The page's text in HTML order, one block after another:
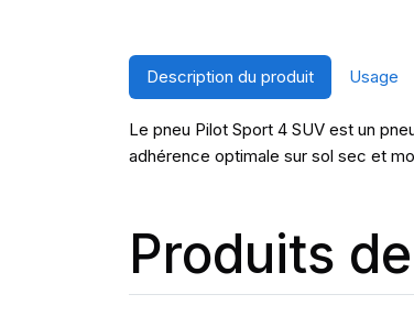
Description du produit Usage
Le pneu Pilot Sport 4 SUV est un
adhérence optimale sur sol sec et
Produits